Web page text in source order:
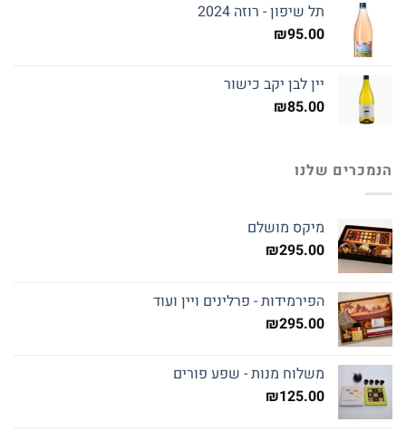
תל שיפון - רוזה 2024
₪95.00
יין לבן יקב כישור
₪85.00
הנמכרים שלנו
מיקס מושלם
₪295.00
הפירמידות - פרלינים ויין ועוד
₪295.00
משלוח מנות - שפע פורים
₪125.00